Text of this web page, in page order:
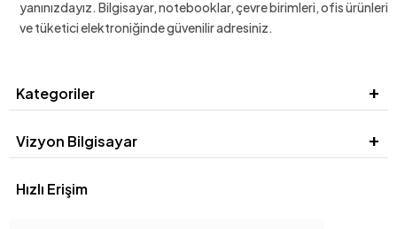
yanınızdayız. Bilgisayar, notebooklar, çevre birimleri, ofis ürünleri
ve tüketici elektroniğinde güvenilir adresiniz.
Kategoriler
Vizyon Bilgisayar
Hızlı Erişim